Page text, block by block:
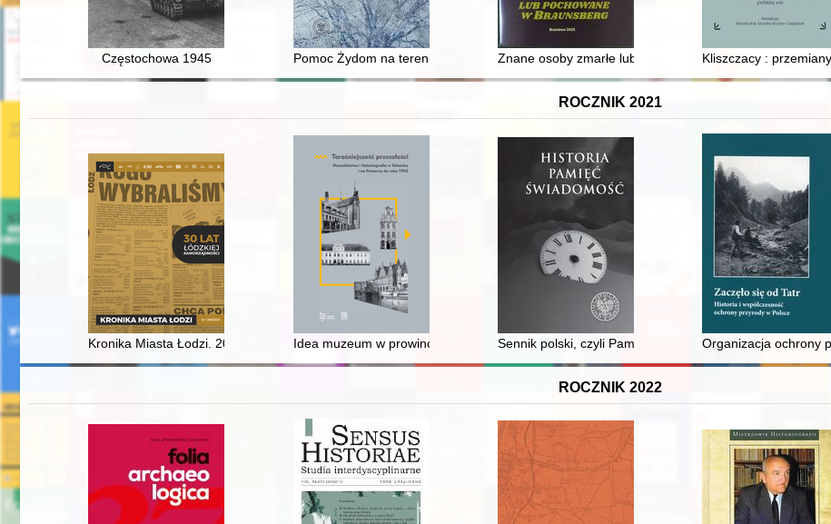
Częstochowa 1945 Pomoc Żydom na terenie przedwojennego województwa stanisławowskiego podczas
Znane osoby zmarłe lub pochowane w Braunsberg
Kliszczacy :
ROCZNIK 2021
Kronika Miasta Łodzi. 2021, nr 1 Idea muzeum w prowincjonalnym mieście pruskim na przykładzie dwóch elbląskich instytucji
Sennik polski, czyli Pamięć zbiorowa zapisana w
Organizacja ochrony
ROCZNIK 2022